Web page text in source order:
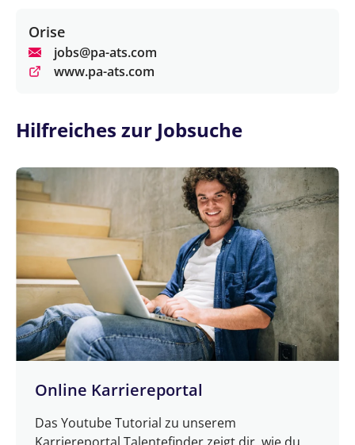
Orise
jobs@pa-ats.com
www.pa-ats.com
Hilfreiches zur Jobsuche
Online Karriereportal
Das Youtube Tutorial zu unserem